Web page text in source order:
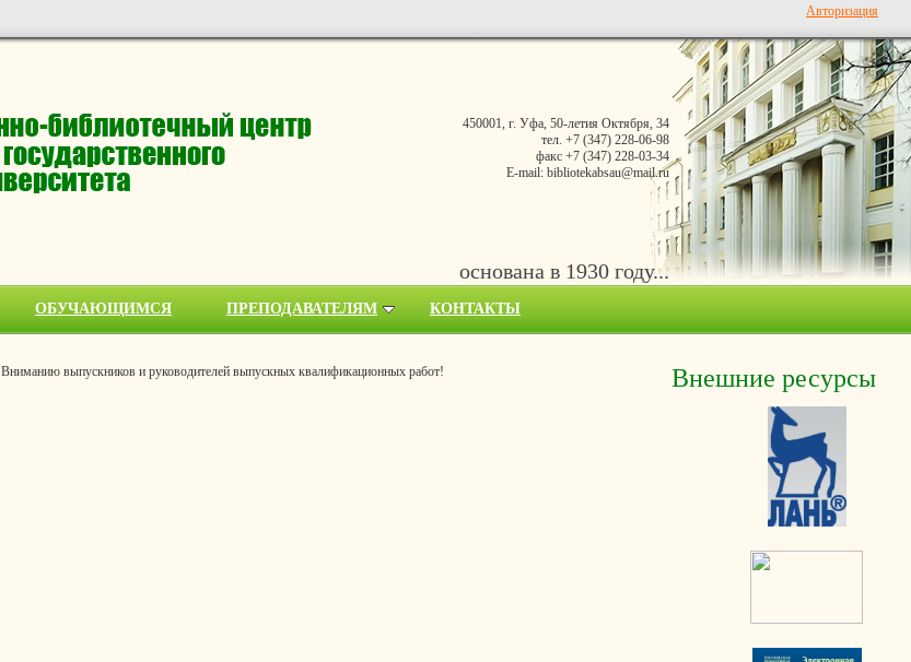
Авторизация
450001, г. Уфа, 50-летия Октября, 34
тел. +7 (347) 228-06-98
факс +7 (347) 228-03-34
E-mail: bibliotekabsau@mail.ru
основана в 1930 году...
ОБУЧАЮЩИМСЯ ПРЕПОДАВАТЕЛЯМ КОНТАКТЫ
Вниманию выпускников и руководителей выпускных квалификационных работ! Внешние ресурсы